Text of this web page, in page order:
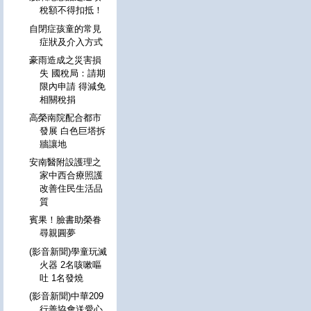
稅額不得扣抵！
自閉症孩童的常見
症狀及介入方式
豪雨造成之災害損
失 國稅局：請期
限內申請 得減免
相關稅捐
高榮南院配合都市
發展 白色巨塔拆
牆讓地
安南醫附設護理之
家中西合療照護
改善住民生活品
質
賓果！臉書助榮眷
尋親圓夢
(影音新聞)學童玩滅
火器 2名咳嗽嘔
吐 1名發燒
(影音新聞)中華209